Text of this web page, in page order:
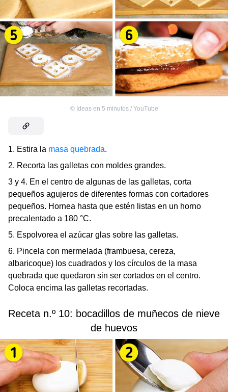
© Ideas en 5 minutos / YouTube
1. Estira la masa quebrada.
2. Recorta las galletas con moldes grandes.
3 y 4. En el centro de algunas de las galletas, corta
pequeños agujeros de diferentes formas con cortadores
pequeños. Hornea hasta que estén listas en un horno
precalentado a 180 °C.
5. Espolvorea el azúcar glas sobre las galletas.
6. Pincela con mermelada (frambuesa, cereza,
albaricoque) los cuadrados y los círculos de la masa
quebrada que quedaron sin ser cortados en el centro.
Coloca encima las galletas recortadas.
Receta n.º 10: bocadillos de muñecos de nieve
de huevos